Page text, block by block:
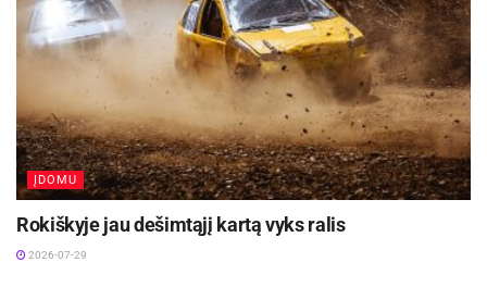
ĮDOMU
Rokiškyje jau dešimtąjį kartą vyks ralis
2026-07-29